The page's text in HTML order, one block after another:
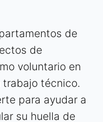
de
de
voluntario en
trabajo técnico.
para ayudar a
su huella de